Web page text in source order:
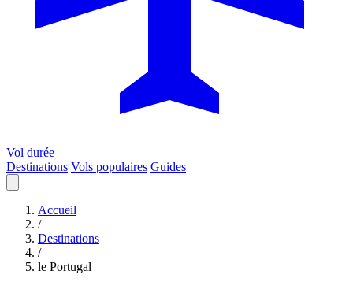
Vol durée
Destinations Vols populaires Guides
Accueil
/
Destinations
/
le Portugal